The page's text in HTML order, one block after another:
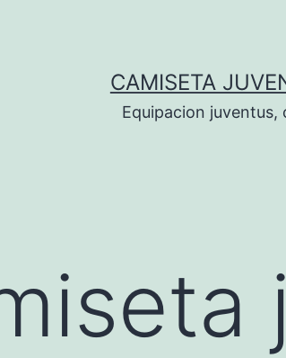
CAMISETA
Equipacion juventus,